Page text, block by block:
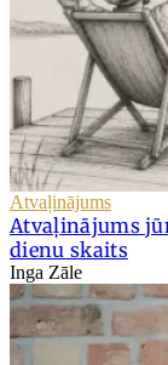
Atvaļinājums
Atvaļinājums
dienu skaits
Inga Zāle